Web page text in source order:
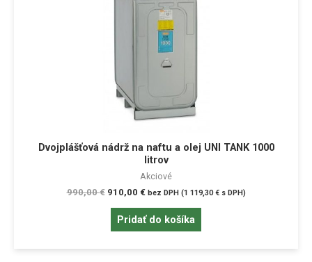
Dvojplášťová nádrž na naftu a olej UNI TANK 1000
litrov
Akciové
990,00€ 910,00 € bez DPH (1 119,30€s DPH)
Pridať do košíka